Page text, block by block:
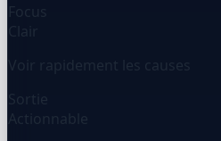
Focus
Clair
Voir rapidement les causes
Sortie
Actionnable